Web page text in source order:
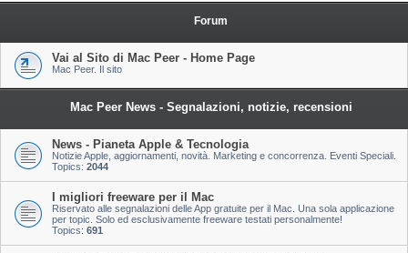
a
Forum
Vai al Sito di Mac Peer - Home Page
Mac Peer. Il sito
Mac Peer News - Segnalazioni, notizie, recensioni
News - Pianeta Apple & Tecnologia
Notizie Apple, aggiornamenti, novità. Marketing e concorrenza. Eventi Speciali.
Topics: 2044
I migliori freeware per il Mac
Riservato alle segnalazioni delle App gratuite per il Mac. Una sola applicazione
per topic. Solo ed esclusivamente freeware testati personalmente!
Topics: 691